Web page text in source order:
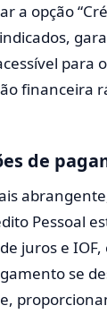
a opção
para
financeira
de
Pessoal
juros e
se